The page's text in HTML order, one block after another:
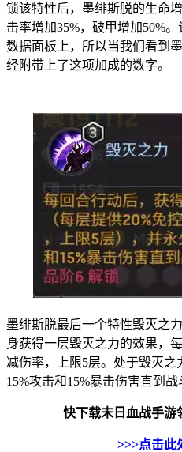
锁该特性后，墨绯斯脱的生命
击率增加35%，破甲增加50%
数据面板上，所以当我们看到
经附带上了这项加成的数字。
墨绯斯脱最后一个特性毁灭之
身获得一层毁灭之力的效果，
减伤率，上限5层。处于毁灭之
15%攻击和15%暴击伤害直到战
快下载末日血战手游
>>>点击此